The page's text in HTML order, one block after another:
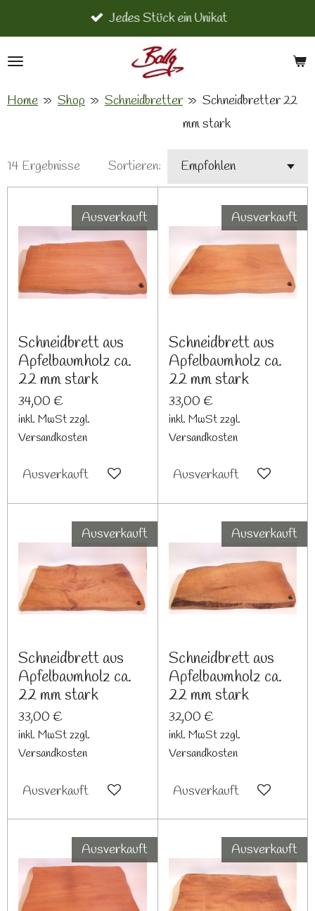
Hauptinhalt
springen
Jedes Stück ein Unikat
Home » Shop » Schneidbretter » Schneidbretter 22
mm stark
14 Ergebnisse Sortieren:
Ausverkauft
Schneidbrett aus
Apfelbaumholz ca.
22 mm stark
34,00 €
inkl. MwSt zzgl.
Versandkosten
Ausverkauft
Ausverkauft
Schneidbrett aus
Apfelbaumholz ca.
22 mm stark
33,00 €
inkl. MwSt zzgl.
Versandkosten
Ausverkauft
Ausverkauft
Schneidbrett aus
Apfelbaumholz ca.
22 mm stark
33,00 €
inkl. MwSt zzgl.
Versandkosten
Ausverkauft
Ausverkauft
Schneidbrett aus
Apfelbaumholz ca.
22 mm stark
32,00 €
inkl. MwSt zzgl.
Versandkosten
Ausverkauft
Ausverkauft Ausverkauft